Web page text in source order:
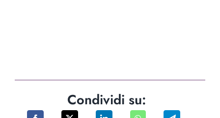
Condividi su: